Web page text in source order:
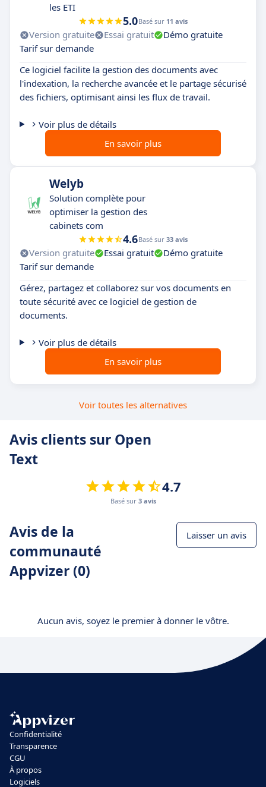
les ETI
5.0Basé sur 11 avis
Version gratuite Essai gratuit
Démo gratuite
Tarif sur demande
Ce logiciel facilite la gestion des documents avec
l'indexation, la recherche avancée et le partage sécurisé
des fichiers, optimisant ainsi les flux de travail.
Voir plus de détails
En savoir plus
Welyb
Solution complète pour
optimiser la gestion des
cabinets com
4.6Basé sur 33 avis
Version gratuite Essai gratuit
Démo gratuite
Tarif sur demande
Gérez, partagez et collaborez sur vos documents en
toute sécurité avec ce logiciel de gestion de
documents.
Voir plus de détails
En savoir plus
Voir toutes les alternatives
Avis clients sur Open
Text
4.7
Basé sur 3 avis
Avis de la
communauté
Appvizer (0)
Laisser un avis
Aucun avis, soyez le premier à donner le vôtre.
Confidentialité
Transparence
CGU
À propos
Logiciels